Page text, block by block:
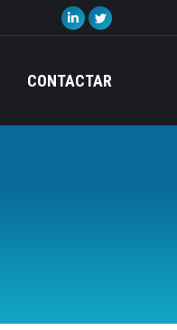
Linkedin
opens
new
Twitter
opens
new
CONTACTAR